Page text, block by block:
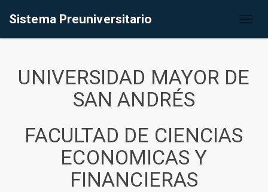
Sistema Preuniversitario
UNIVERSIDAD MAYOR DE
SAN ANDRÉS
FACULTAD DE CIENCIAS
ECONOMICAS Y
FINANCIERAS